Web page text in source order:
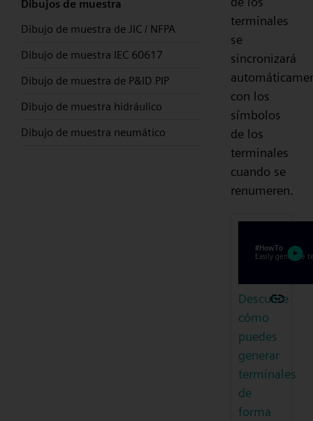
Dibujos de muestra
Dibujo de muestra de JIC / NFPA
Dibujo de muestra IEC 60617
Dibujo de muestra de P&ID PIP
Dibujo de muestra hidráulico
Dibujo de muestra neumático
terminales
se
sincronizará
con los
símbolos
de los
terminales
cuando se
renumeren.
Descubre
cómo
puedes
generar
terminales
de
forma